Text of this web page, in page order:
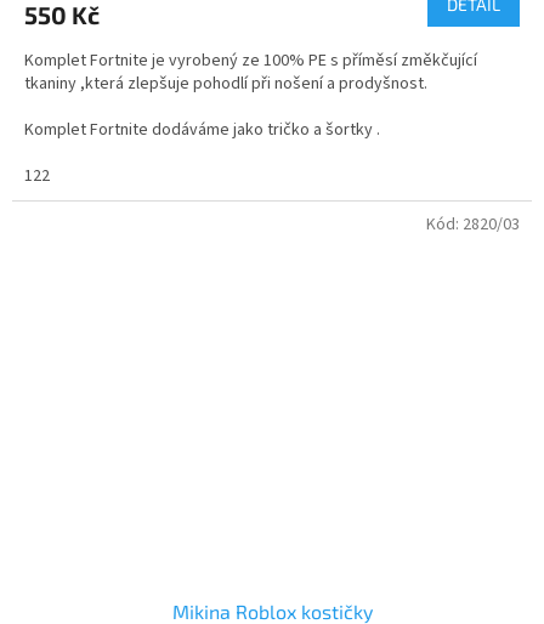
je
z
5
550 Kč DETAIL
Komplet Fortnite je vyrobený ze 100% PE s příměsí změkčující
tkaniny ,která zlepšuje pohodlí při nošení a prodyšnost.
Komplet Fortnite dodáváme jako tričko a šortky .
velikosti kompletu od - 116 do M
122
Mikina Roblox kostičky
Kód: 2820/03